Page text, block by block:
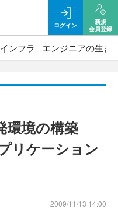
ログイン
新規
会員登録
インフラ エンジニアの生き
環境の構築
リケーション
2009/11/13 14:00